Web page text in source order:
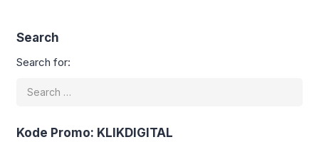
Search
Search for:
Kode Promo: KLIKDIGITAL